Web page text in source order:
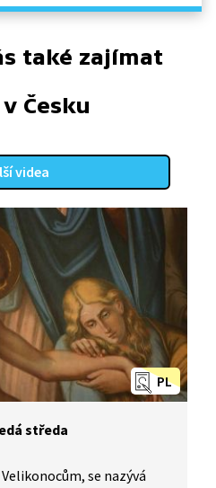
také zajímat
Česku
videa
PL
středa
se nazývá